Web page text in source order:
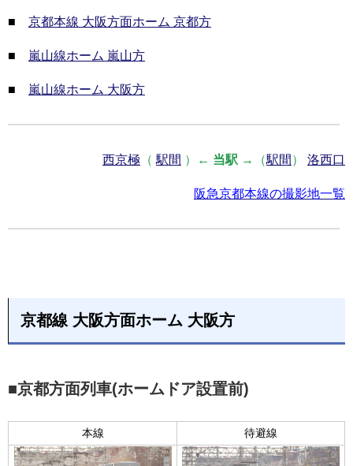
■ 京都本線 大阪方面ホーム 京都方
■ 嵐山線ホーム 嵐山方
■ 嵐山線ホーム 大阪方
西京極 （ 駅間 ）← 当駅 →（駅間 ） 洛西口
阪急京都本線の撮影地一覧
京都線 大阪方面ホーム 大阪方
■京都方面列車(ホームドア設置前)
本線 待避線